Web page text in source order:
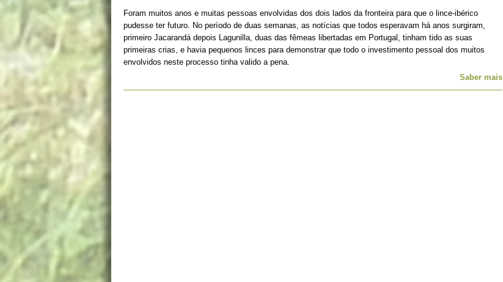
Foram muitos anos e muitas pessoas envolvidas dos dois lados da fronteira para que o lince-ibérico
pudesse ter futuro. No período de duas semanas, as notícias que todos esperavam há anos surgiram,
primeiro Jacarandá depois Lagunilla, duas das fêmeas libertadas em Portugal, tinham tido as suas
primeiras crias, e havia pequenos linces para demonstrar que todo o investimento pessoal dos muitos
envolvidos neste processo tinha valido a pena.
Saber mais